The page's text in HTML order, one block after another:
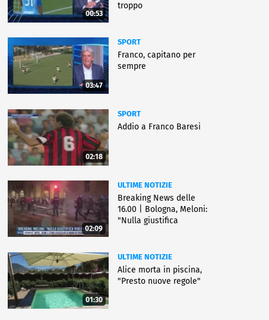
00:53
troppo
03:47
SPORT
Franco, capitano per
sempre
02:18
SPORT
Addio a Franco Baresi
02:09
ULTIME NOTIZIE
Breaking News delle
16.00 | Bologna, Meloni:
"Nulla giustifica
01:30
ULTIME NOTIZIE
Alice morta in piscina,
"Presto nuove regole"